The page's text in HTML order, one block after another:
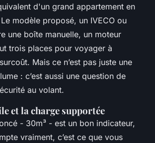
d'un grand appartement en
modèle proposé, un IVECO ou
une boîte manuelle, un moteur
trois places pour voyager à
Mais ce n’est pas juste une
: c’est aussi une question de
au volant.
et la charge supportée
- 30m³ - est un bon indicateur,
vraiment, c’est ce que vous